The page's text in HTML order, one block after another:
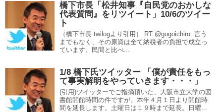
橋下市長「松井知事『自民党のおかしな
代表質問』をリツイート」10/6のツイー
ト
（橋下市長 twilogより引用） RT @gogoichiro: 言う
までもなく、その原資は全て納税者の負担で成立っ
ています。民間と比べ...
1/8 橋下氏ツイッター 「僕が責任をもっ
て事実解明をやっていきます・・・」
(引用)ツイッターでご指摘頂いた、大阪市立大学の図
書館開館時間の件ですが、本年４月１日より開館時
間を延長します。土曜日は１９時まで延長。日曜...